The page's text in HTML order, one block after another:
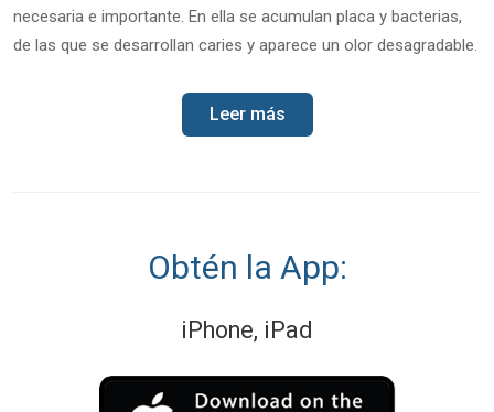
necesaria e importante. En ella se acumulan placa y bacterias,
de las que se desarrollan caries y aparece un olor desagradable.
Leer más
Obtén la App:
iPhone, iPad